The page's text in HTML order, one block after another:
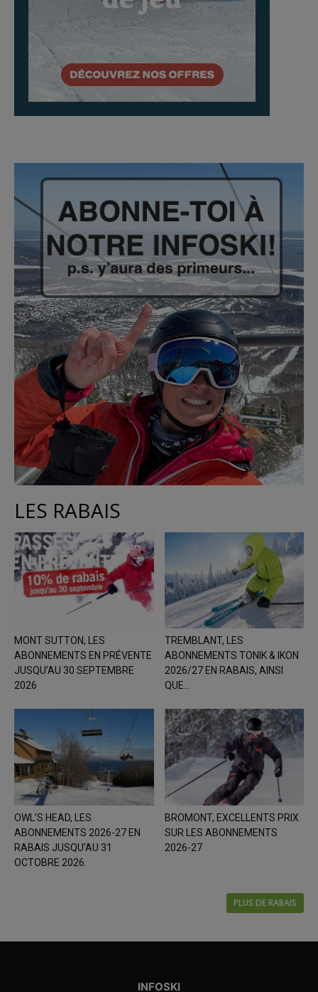
LES RABAIS
MONT SUTTON, LES
ABONNEMENTS EN PRÉVENTE
JUSQU’AU 30 SEPTEMBRE
2026
TREMBLANT, LES
ABONNEMENTS TONIK & IKON
2026/27 EN RABAIS, AINSI
QUE...
OWL’S HEAD, LES
ABONNEMENTS 2026-27 EN
RABAIS JUSQU’AU 31
OCTOBRE 2026.
BROMONT, EXCELLENTS PRIX
SUR LES ABONNEMENTS
2026-27
PLUS DE RABAIS
INFOSKI